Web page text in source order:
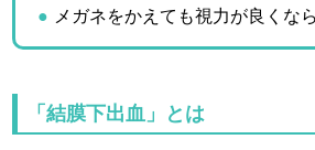
メガネをかえても視力が良くな
「結膜下出血」とは